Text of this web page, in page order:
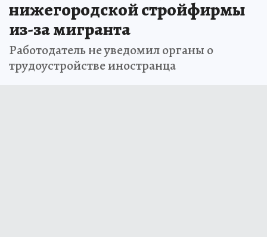
нижегородской стройфирмы
из-за мигранта
Работодатель не уведомил органы о
трудоустройстве иностранца